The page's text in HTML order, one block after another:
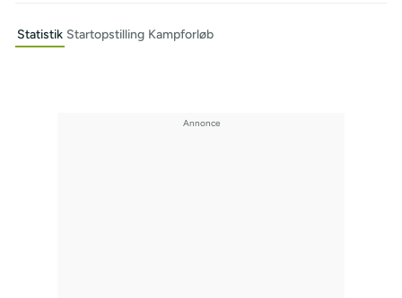
Statistik Startopstilling Kampforløb